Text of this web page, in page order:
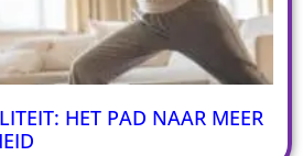
HET PAD NAAR MEER